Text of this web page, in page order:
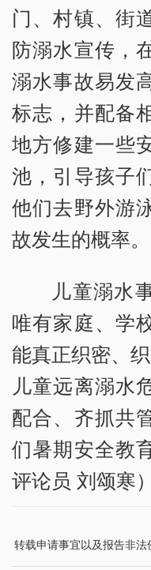
门、村镇、街
防溺水宣传，
溺水事故易发
标志，并配备
地方修建一些
池，引导孩子
他们去野外游
故发生的概率。
儿童溺水
唯有家庭、学
能真正织密、
儿童远离溺水
配合、齐抓共
们暑期安全教
评论员 刘颂寒）
转载申请事宜以及报告非